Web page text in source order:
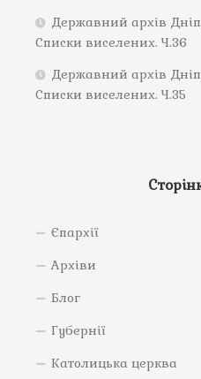
Державний архів
Списки виселених. Ч.36
Державний архів
Списки виселених. Ч.35
Єпархії
Архіви
Блог
Губернії
Католицька церква